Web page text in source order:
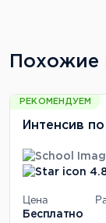
Похожие
РЕКОМЕНДУЕМ
Интенсив
Цена
Бесплатно